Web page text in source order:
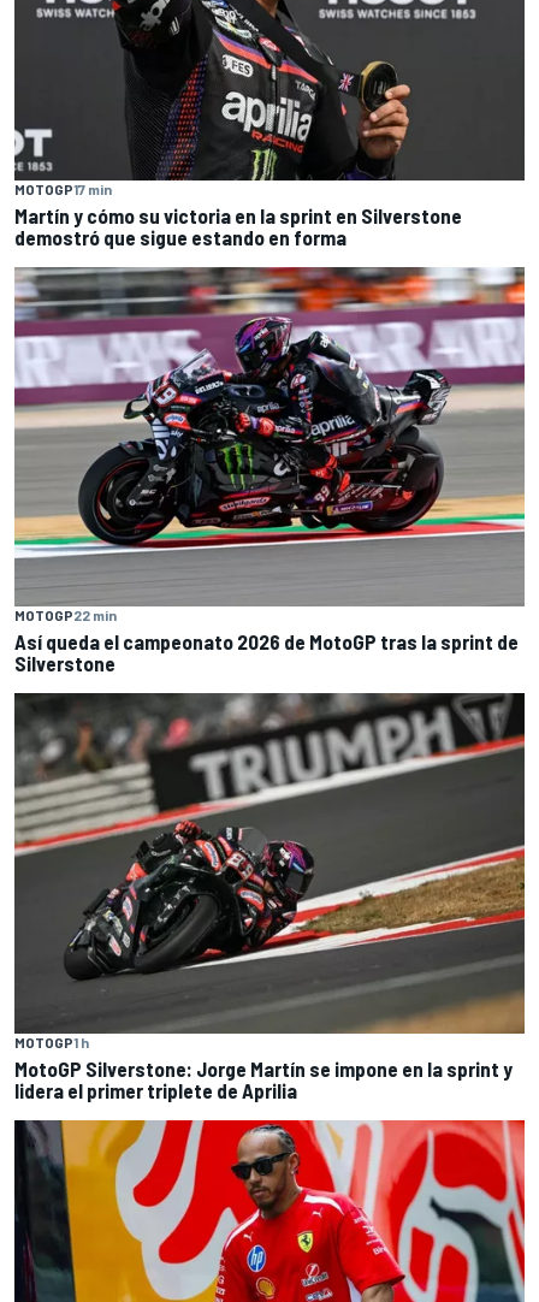
MOTOGP17 min
Martín y cómo su victoria en la sprint en Silverstone
demostró que sigue estando en forma
MOTOGP22 min
Así queda el campeonato 2026 de MotoGP tras la sprint de
Silverstone
MOTOGP1 h
MotoGP Silverstone: Jorge Martín se impone en la sprint y
lidera el primer triplete de Aprilia